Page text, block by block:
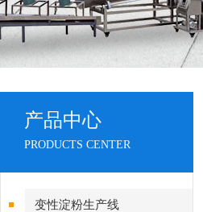
产品中心
PRODUCTS CENTER
变性淀粉生产线